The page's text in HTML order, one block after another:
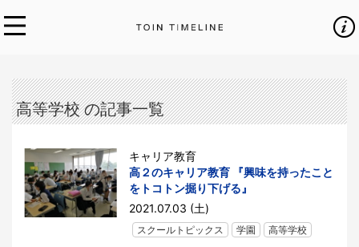
高等学校 の記事一覧
キャリア教育
高２のキャリア教育 『興味を持ったこと
をトコトン掘り下げる』
2021.07.03 (土)
スクールトピックス 学園 高等学校